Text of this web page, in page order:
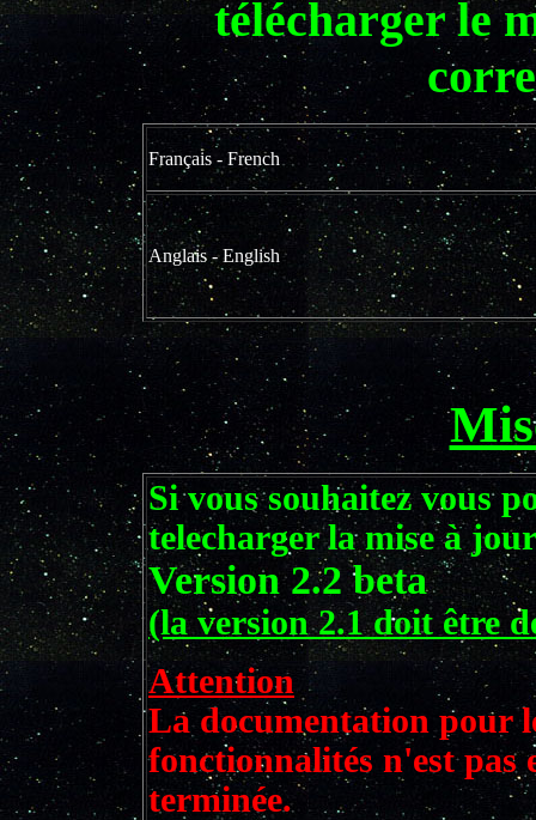
télécharger le
Français - French
Anglais - English
Si vous souhaitez vous
telecharger la mise à
Version 2.2 beta
(la version 2.1 doit être
Attention
La documentation pour
fonctionnalités n'est pas
terminée.